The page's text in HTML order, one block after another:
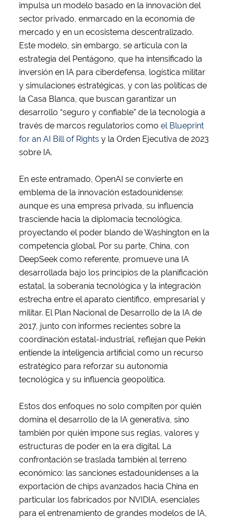
impulsa un modelo basado en la innovación del
sector privado, enmarcado en la economía de
mercado y en un ecosistema descentralizado.
Este modelo, sin embargo, se articula con la
estrategia del Pentágono, que ha intensificado la
inversión en IA para ciberdefensa, logística militar
y simulaciones estratégicas, y con las políticas de
la Casa Blanca, que buscan garantizar un
desarrollo “seguro y confiable” de la tecnología a
través de marcos regulatorios como el Blueprint
for an AI Bill of Rightsy la Orden Ejecutiva de 2023
sobre IA.
En este entramado, OpenAI se convierte en
emblema de la innovación estadounidense:
aunque es una empresa privada, su influencia
trasciende hacia la diplomacia tecnológica,
proyectando el poder blando de Washington en la
competencia global. Por su parte, China, con
DeepSeek como referente, promueve una IA
desarrollada bajo los principios de la planificación
estatal, la soberanía tecnológica y la integración
estrecha entre el aparato científico, empresarial y
militar. El Plan Nacional de Desarrollo de la IA de
2017, junto con informes recientes sobre la
coordinación estatal-industrial, reflejan que Pekín
entiende la inteligencia artificial como un recurso
estratégico para reforzar su autonomía
tecnológica y su influencia geopolítica.
Estos dos enfoques no solo compiten por quién
domina el desarrollo de la IA generativa, sino
también por quién impone sus reglas, valores y
estructuras de poder en la era digital. La
confrontación se traslada también al terreno
económico: las sanciones estadounidenses a la
exportación de chips avanzados hacia China en
particular los fabricados por NVIDIA, esenciales
para el entrenamiento de grandes modelos de IA,